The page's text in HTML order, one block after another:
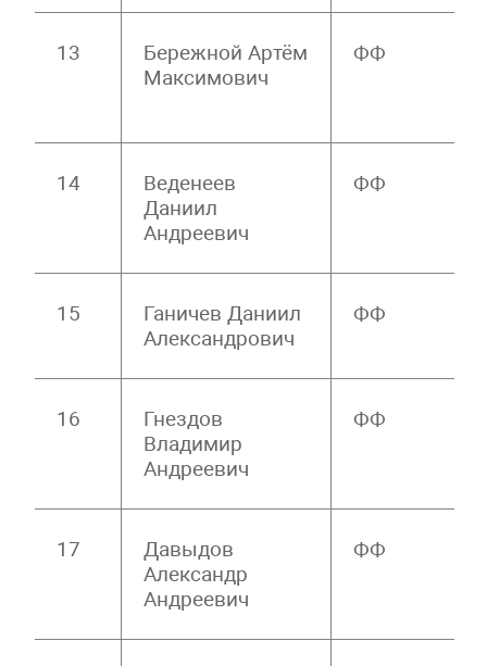
13
Бережной Артём
Максимович
ФФ
14
Веденеев
Даниил
Андреевич
ФФ
15
Ганичев Даниил
Александрович
ФФ
16
Гнездов
Владимир
Андреевич
ФФ
17
Давыдов
Александр
Андреевич
ФФ